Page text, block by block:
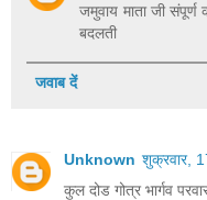
जमुवाय माता जी
बदलती
जवाब दें
Unknown शुक्रवार,
कुल दोड गोत्र भार्गव